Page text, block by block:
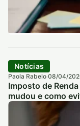
Notícias
Paola Rabelo·08/04/
Imposto de
mudou e como